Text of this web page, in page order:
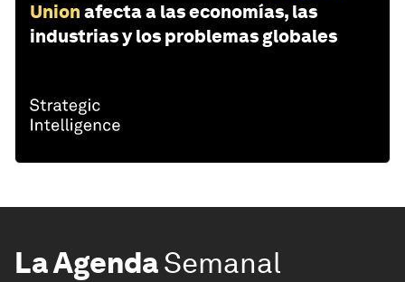
Union afecta a las economías, las
industrias y los problemas globales
La AgendaSemanal